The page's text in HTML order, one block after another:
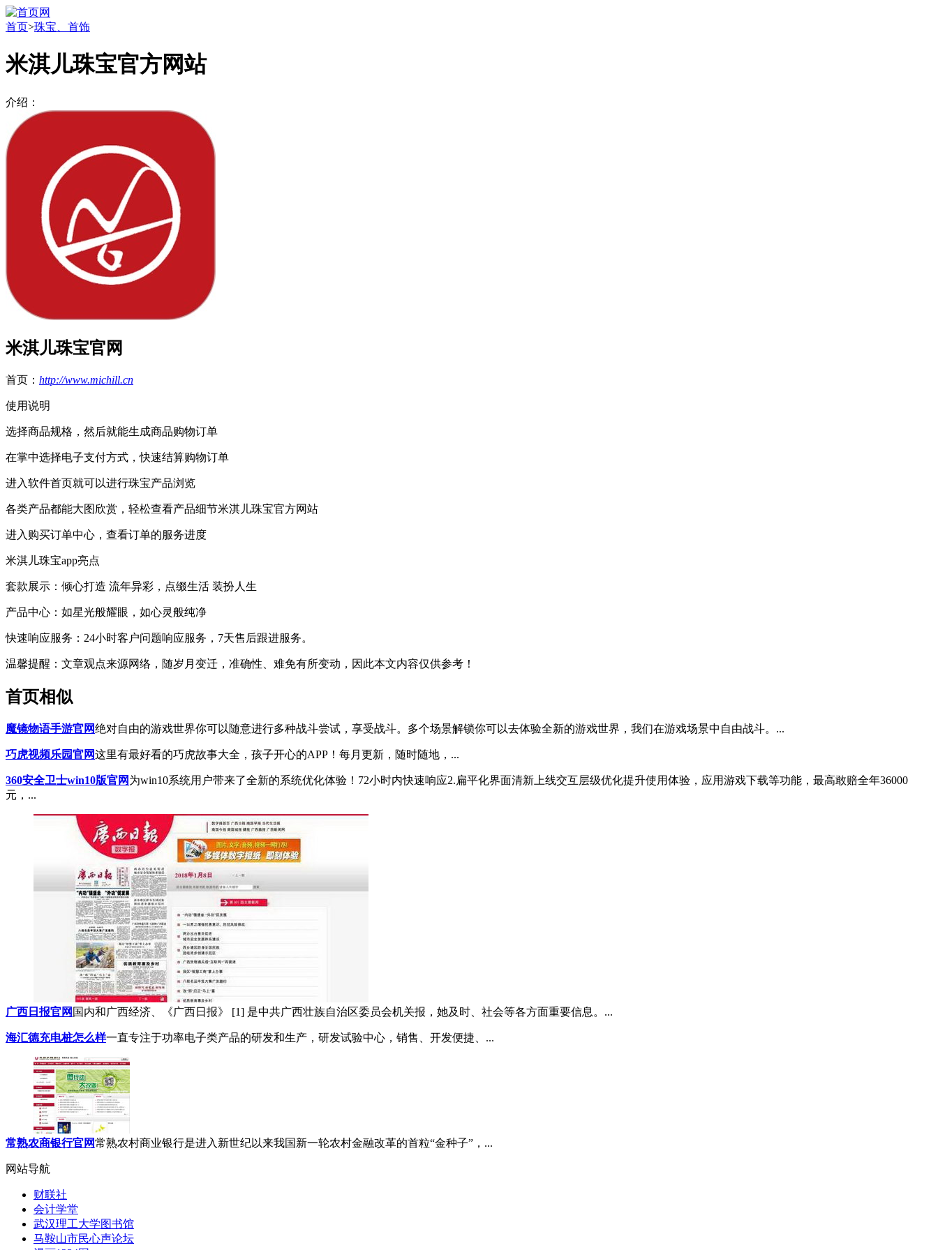
首页>珠宝、首饰
米淇儿珠宝官方网站
介绍：
米淇儿珠宝官网
首页： http://www.michill.cn
使用说明
选择商品规格，然后就能生成商品购物订单
在掌中选择电子支付方式，快速结算购物订单
进入软件首页就可以进行珠宝产品浏览
各类产品都能大图欣赏， 轻松查看产品细节米淇儿珠宝官方网站
进入购买订单中心， 查看订单的服务进度
米淇儿珠宝app亮点
套款展示：倾心打造 流年异彩， 点缀生活 装扮人生
产品中心：如星光般耀眼， 如心灵般纯净
快速响应服务：24小时客户问题响应服务， 7天售后跟进服务。
温馨提醒 ：文章观点来源网络，随岁月变迁，准确性、难免有所变动，因此本文内容仅供参考！
首页相似
魔镜物语手游官网绝对自由的游戏世界你可以随意进行多种战斗尝试，享受战斗。多个场景解锁你可以去体验全新的游戏世界，我们在游戏场景中自由战斗。...
巧虎视频乐园官网这里有最好看的巧虎故事大全，孩子开心的APP！每月更新，随时随地，...
360安全卫士win10版官网为win10系统用户带来了全新的系统优化体验！72小时内快速响应2.扁平化界面清新上线交互层级优化提升使用体验，应用游戏下载等功能，最高敢赔全年36000
元，...
广西日报官网 国内和广西经济、《广西日报》 [1] 是中共广西壮族自治区委员会机关报，她及时、社会等各方面重要信息。...
海汇德充电桩怎么样一直专注于功率电子类产品的研发和生产，研发试验中心，销售、开发便捷、...
常熟农商银行官网常熟农村商业银行是进入新世纪以来我国新一轮农村金融改革的首粒“金种子”，...
网站导航
财联社
会计学堂
武汉理工大学图书馆
马鞍山市民心声论坛